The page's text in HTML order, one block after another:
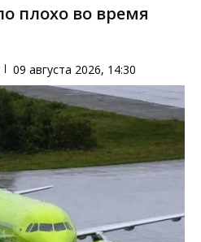
плохо во время
09 августа 2026, 14:30